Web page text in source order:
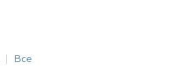
Все